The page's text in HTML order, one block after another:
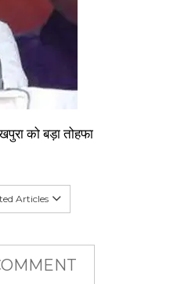
को बड़ा तोहफा
Articles